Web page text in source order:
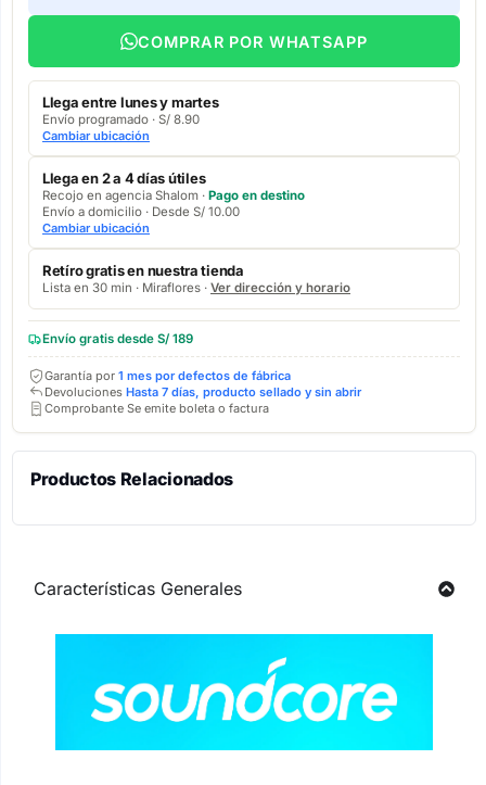
COMPRAR POR WHATSAPP
Llega entre lunes y martes
Envío programado · S/ 8.90
Cambiar ubicación
Llega en 2 a 4 días útiles
Recojo en agencia Shalom · Pago en destino
Envío a domicilio · Desde S/ 10.00
Cambiar ubicación
Retíro gratis en nuestra tienda
Lista en 30 min · Miraflores · Ver dirección y horario
Envío gratis desde S/ 189
Garantía por 1 mes por defectos de fábrica
Devoluciones Hasta 7 días, producto sellado y sin abrir
Comprobante Se emite boleta o factura
Productos Relacionados
Características Generales